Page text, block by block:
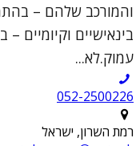
והמורכב שלהם –
בינאישיים וקיומיים –
עמוק.לא...
052-2500226
רמת השרון, ישראל